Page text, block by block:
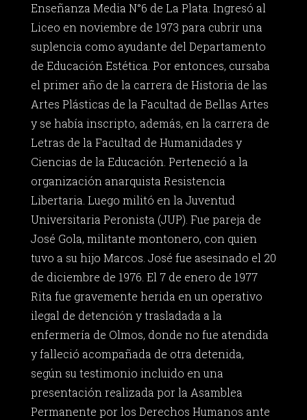
Enseñanza Media N°6 de La Plata. Ingresó al
Liceo en noviembre de 1973 para cubrir una
suplencia como ayudante del Departamento
de Educación Estética. Por entonces, cursaba
el primer año de la carrera de Historia de las
Artes Plásticas de la Facultad de Bellas Artes
y se había inscripto, además, en la carrera de
Letras de la Facultad de Humanidades y
Ciencias de la Educación. Perteneció a la
organización anarquista Resistencia
Libertaria. Luego militó en la Juventud
Universitaria Peronista (JUP). Fue pareja de
José Gola, militante montonero, con quien
tuvo a su hijo Marcos. José fue asesinado el 20
de diciembre de 1976. El 7 de enero de 1977
Rita fue gravemente herida en un operativo
ilegal de detención y trasladada a la
enfermería de Olmos, donde no fue atendida
y falleció acompañada de otra detenida,
según su testimonio incluido en una
presentación realizada por la Asamblea
Permanente por los Derechos Humanos ante